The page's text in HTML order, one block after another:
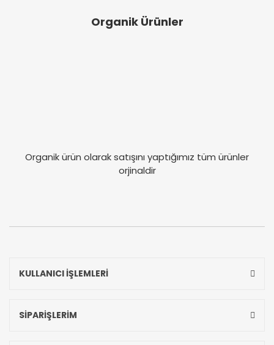
Organik Ürünler
Organik ürün olarak satışını yaptığımız tüm ürünler
orjinaldir
KULLANICI İŞLEMLERİ
SİPARİŞLERİM